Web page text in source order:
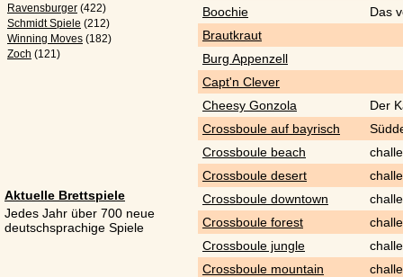
Ravensburger (422)
Schmidt Spiele (212)
Winning Moves (182)
Zoch (121)
Aktuelle Brettspiele
Jedes Jahr über 700 neue
deutschsprachige Spiele
Boochie
Das
Brautkraut
Burg Appenzell
Capt'n Clever
Cheesy Gonzola
Der
Crossboule auf bayrisch
Crossboule beach
Crossboule desert
Crossboule downtown
Crossboule forest
Crossboule jungle
Crossboule mountain